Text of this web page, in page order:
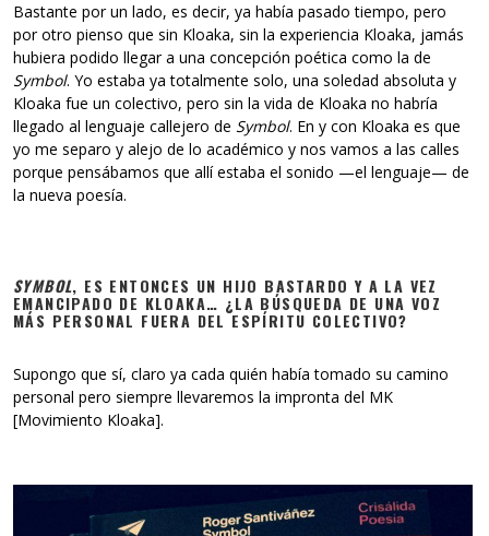
Bastante por un lado, es decir, ya había pasado tiempo, pero
por otro pienso que sin Kloaka, sin la experiencia Kloaka, jamás
hubiera podido llegar a una concepción poética como la de
Symbol. Yo estaba ya totalmente solo, una soledad absoluta y
Kloaka fue un colectivo, pero sin la vida de Kloaka no habría
llegado al lenguaje callejero de Symbol. En y con Kloaka es que
yo me separo y alejo de lo académico y nos vamos a las calles
porque pensábamos que allí estaba el sonido —el lenguaje— de
la nueva poesía.
SYMBOL, ES ENTONCES UN HIJO BASTARDO Y A LA VEZ
EMANCIPADO DE KLOAKA… ¿LA BÚSQUEDA DE UNA VOZ
MÁS PERSONAL FUERA DEL ESPÍRITU COLECTIVO?
Supongo que sí, claro ya cada quién había tomado su camino
personal pero siempre llevaremos la impronta del MK
[Movimiento Kloaka].